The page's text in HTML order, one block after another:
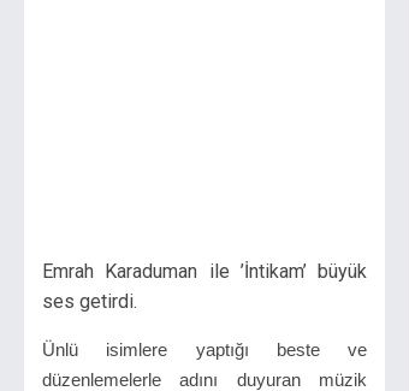
Emrah Karaduman ile ’İntikam’ büyük
ses getirdi.
Ünlü isimlere yaptığı beste ve
düzenlemelerle adını duyuran müzik